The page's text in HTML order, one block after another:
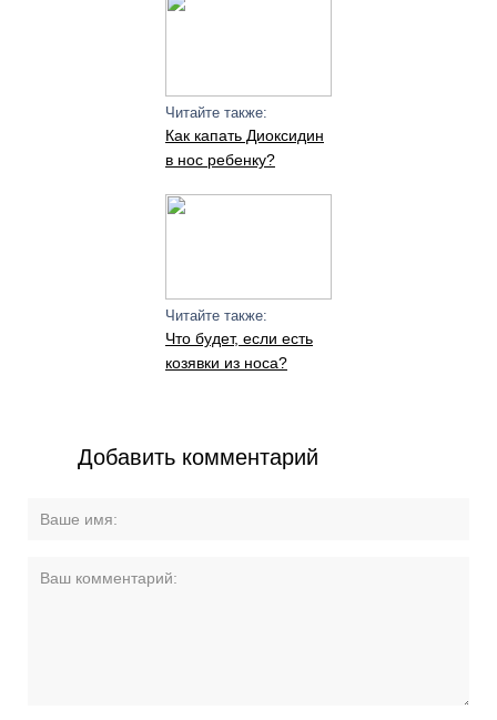
Читайте также:
Как капать Диоксидин
в нос ребенку?
Читайте также:
Что будет, если есть
козявки из носа?
Добавить комментарий